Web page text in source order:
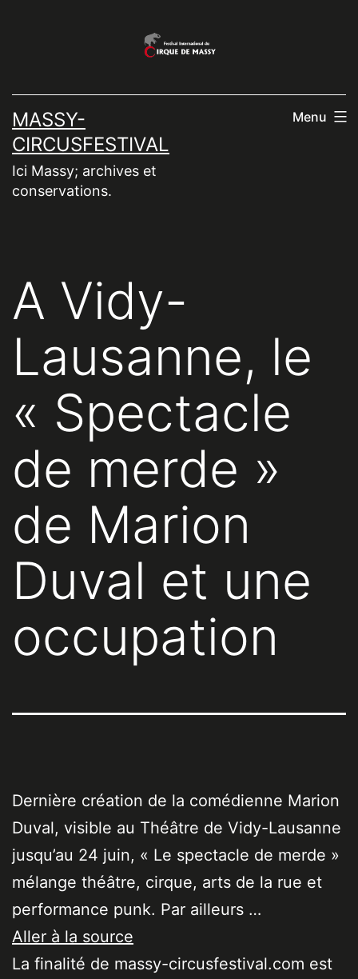
MASSY-
CIRCUSFESTIVAL
Ici Massy; archives et
conservations.
Menu
A Vidy-
Lausanne, le
« Spectacle
de merde »
de Marion
Duval et une
occupation
Dernière création de la comédienne Marion
Duval, visible au Théâtre de Vidy-Lausanne
jusqu’au 24 juin, « Le spectacle de merde »
mélange théâtre, cirque, arts de la rue et
performance punk. Par ailleurs …
Aller à la source
La finalité de massy-circusfestival.com est